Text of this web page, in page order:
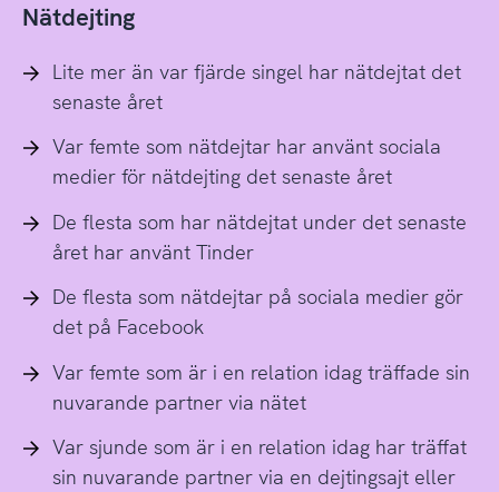
Nätdejting
Lite mer än var fjärde singel har nätdejtat det
senaste året
Var femte som nätdejtar har använt sociala
medier för nätdejting det senaste året
De flesta som har nätdejtat under det senaste
året har använt Tinder
De flesta som nätdejtar på sociala medier gör
det på Facebook
Var femte som är i en relation idag träffade sin
nuvarande partner via nätet
Var sjunde som är i en relation idag har träffat
sin nuvarande partner via en dejtingsajt eller